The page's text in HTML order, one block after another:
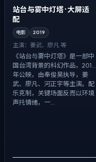
站台与雾中灯塔 · 大屏适
配
电影 2019
主演： 姜武、廖凡 等
《站台与雾中灯塔》是一部中
国台湾背景的科幻作品，2019
年公映，由奉俊昊执导，姜
武、廖凡、河正宇等主演。配
乐克制，关键场面反而以环境
声托情绪，一...